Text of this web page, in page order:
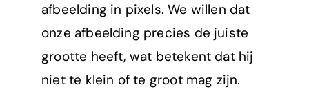
afbeelding in pixels. We willen dat
onze afbeelding precies de juiste
grootte heeft, wat betekent dat hij
niet te klein of te groot mag zijn.